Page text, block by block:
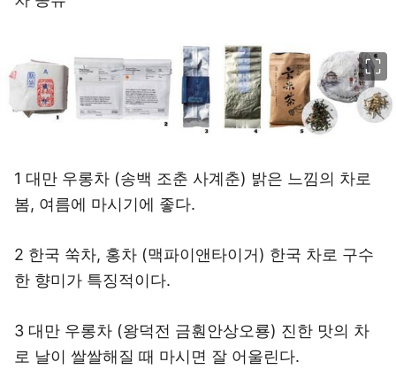
1 대만 우롱차 (송백 조춘 사계춘) 밝은 느낌의 차로
봄, 여름에 마시기에 좋다.
2 한국 쑥차, 홍차 (맥파이앤타이거) 한국 차로 구수
한 향미가 특징적이다.
3 대만 우롱차 (왕덕전 금훤안상오룡) 진한 맛의 차
로 날이 쌀쌀해질 때 마시면 잘 어울린다.